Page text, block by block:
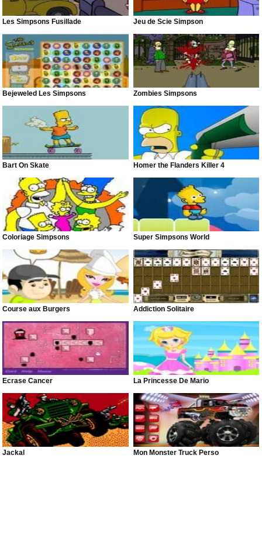
Les Simpsons Fusillade Jeu de Scie Simpson
Bejeweled Les Simpsons Zombies Simpsons
Bart On Skate Homer the Flanders Killer 4
Coloriage Simpsons Super Simpsons World
Course aux Burgers Addiction Solitaire
Écrase Cancer La Princesse De Mario
Jackal Mon Monster Truck Perso